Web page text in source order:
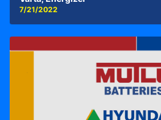
7/21/2022